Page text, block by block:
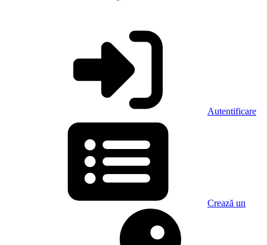
Autentificare
Crează un